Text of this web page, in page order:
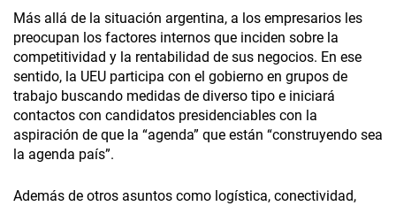
Más allá de la situación argentina, a los empresarios les
preocupan los factores internos que inciden sobre la
competitividad y la rentabilidad de sus negocios. En ese
sentido, la UEU participa con el gobierno en grupos de
trabajo buscando medidas de diverso tipo e iniciará
contactos con candidatos presidenciables con la
aspiración de que la “agenda” que están “construyendo sea
la agenda país”.
Además de otros asuntos como logística, conectividad,